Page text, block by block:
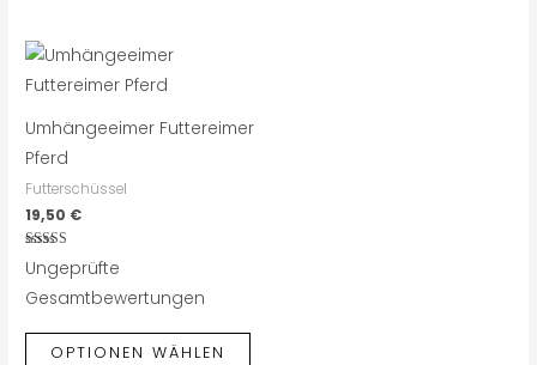
Umhängeeimer Futtereimer
Pferd
Futterschüssel
19,50 €
Bewertet
mit
von 5
Ungeprüfte
Gesamtbewertungen
OPTIONEN WÄHLEN